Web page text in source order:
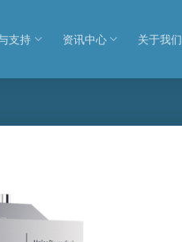
支持 资讯中心 关于我们